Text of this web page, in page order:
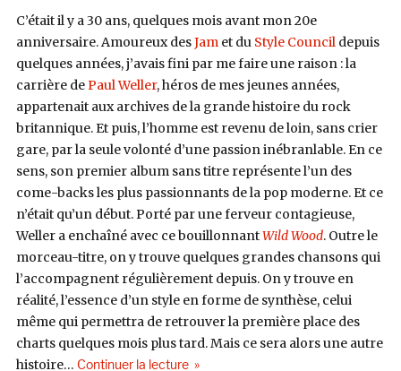
C’était il y a 30 ans, quelques mois avant mon 20e
anniversaire. Amoureux desJamet du Style Councildepuis
quelques années, j’avais fini par me faire une raison : la
carrière dePaul Weller, héros de mes jeunes années,
appartenait aux archives de la grande histoire du rock
britannique. Et puis, l’homme est revenu de loin, sans crier
gare, par la seule volonté d’une passion inébranlable. En ce
sens, son premier album sans titre représente l’un des
come-backs les plus passionnants de la pop moderne. Et ce
n’était qu’un début. Porté par une ferveur contagieuse,
Weller a enchaîné avec ce bouillonnantWild Wood. Outre le
morceau-titre, on y trouve quelques grandes chansons qui
l’accompagnent régulièrement depuis. On y trouve en
réalité, l’essence d’un style en forme de synthèse, celui
même qui permettra de retrouver la première place des
charts quelques mois plus tard. Mais ce sera alors une autre
histoire… Continuer la lecturede « Paul Weller, Wild Wood (GO !